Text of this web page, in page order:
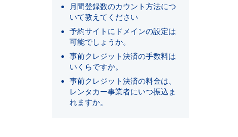
月間登録数のカウント方法につ
いて教えてください
予約サイトにドメインの設定は
可能でしょうか。
事前クレジット決済の手数料は
いくらですか。
事前クレジット決済の料金は、
レンタカー事業者にいつ振込ま
れますか。